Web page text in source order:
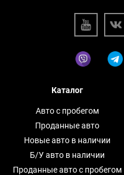
Каталог
Авто с пробегом
Проданные авто
Новые авто в наличии
Б/У авто в наличии
Проданные авто с пробегом